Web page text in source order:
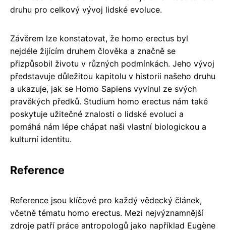
druhu pro celkový vývoj lidské evoluce.
Závěrem lze konstatovat, že homo erectus byl
nejdéle žijícím druhem člověka a značně se
přizpůsobil životu v různých podmínkách. Jeho vývoj
představuje důležitou kapitolu v historii našeho druhu
a ukazuje, jak se Homo Sapiens vyvinul ze svých
pravěkých předků. Studium homo erectus nám také
poskytuje užitečné znalosti o lidské evoluci a
pomáhá nám lépe chápat naši vlastní biologickou a
kulturní identitu.
Reference
Reference jsou klíčové pro každý vědecký článek,
včetně tématu homo erectus. Mezi nejvýznamnější
zdroje patří práce antropologů jako například Eugène